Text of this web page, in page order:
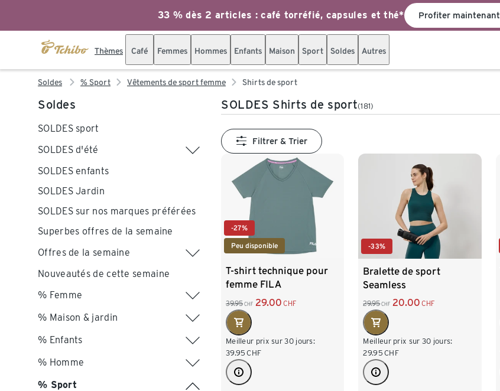
33 % dès 2 articles : café torréfié, capsules et thé* Profiter maintenant
Thèmes Café Femmes Hommes Enfants Maison Sport Soldes Autres
Soldes % Sport Vêtements de sport femme Shirts de sport
Soldes
SOLDES sport
SOLDES d'été
SOLDES enfants
SOLDES Jardin
SOLDES sur nos marques préférées
Superbes offres de la semaine
Offres de la semaine
Nouveautés de cette semaine
% Femme
% Maison & jardin
% Enfants
% Homme
% Sport
SOLDES Shirts de sport(181)
Filtrer & Trier
-27%
Peu disponible
T-shirt technique pour
femme FILA
39.95 CHF 29.00 CHF
Meilleur prix sur 30 jours:
39.95 CHF
-33%
Bralette de sport
Seamless
29.95 CHF 20.00 CHF
Meilleur prix sur 30 jours:
29.95 CHF